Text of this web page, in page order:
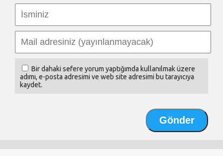
Bir dahaki sefere yorum yaptığımda kullanılmak üzere
adımı, e-posta adresimi ve web site adresimi bu tarayıcıya
kaydet.